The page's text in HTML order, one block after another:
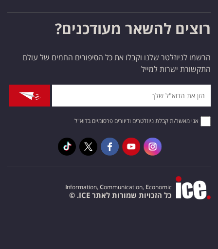
רוצים להשאר מעודכנים?
הרשמו לניוזלטר שלנו וקבלו את כל הסיפורים החמים של עולם
התקשורת ישרות למייל
אני מאשר/ת קבלת ניוזלטרים ודיוורים פרסומיים בדוא"ל
Information, Communication, Economic
כל הזכויות שמורות לאתר ICE. ©